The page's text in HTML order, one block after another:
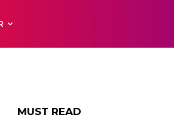
MUST READ